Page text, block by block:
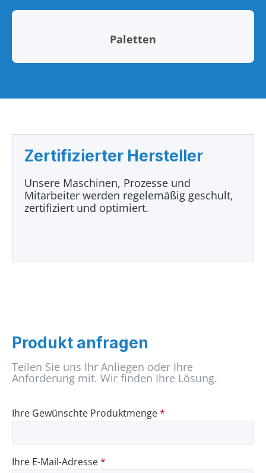
Paletten
Zertifizierter Hersteller
Unsere Maschinen, Prozesse und
Mitarbeiter werden regelemäßig geschult,
zertifiziert und optimiert.
Produkt anfragen
Teilen Sie uns Ihr Anliegen oder Ihre
Anforderung mit. Wir finden Ihre Lösung.
Ihre Gewünschte Produktmenge*
Ihre E-Mail-Adresse*